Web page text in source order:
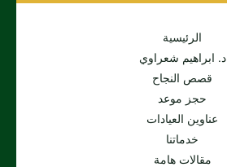
الرئيسية
د. ابراهيم شعراوي
قصص النجاح
حجز موعد
عناوين العيادات
خدماتنا
مقالات هامة